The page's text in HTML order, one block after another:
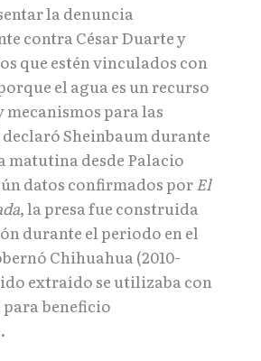
la denuncia
contra César Duarte y
que estén vinculados con
el agua es un recurso
mecanismos para las
declaró Sheinbaum durante
matutina desde Palacio
datos confirmados por El
, la presa fue construida
durante el periodo en el
Chihuahua (2010-
extraído se utilizaba con
beneficio